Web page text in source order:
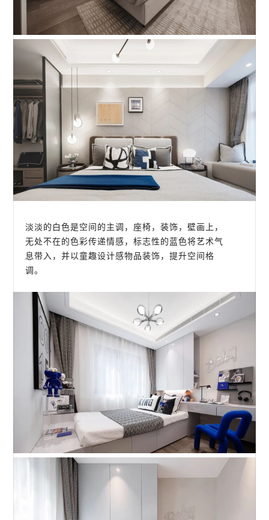
淡淡的白色是空间的主调，座椅，装饰，壁画上，
无处不在的色彩传递情感，标志性的蓝色将艺术气
息带入，并以童趣设计感物品装饰，提升空间格
调。